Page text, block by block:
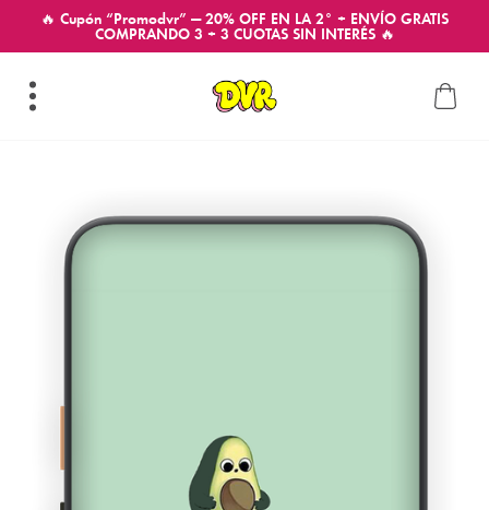
🔥 Cupón “Promodvr” — 20% OFF EN LA 2° + ENVÍO GRATIS
COMPRANDO 3 + 3 CUOTAS SIN INTERÉS 🔥